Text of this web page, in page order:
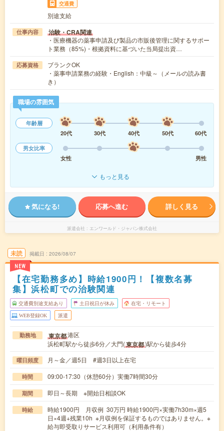
交通費
別途支給
仕事内容 治験・CRA関連
・医療機器の薬事申請及び製品の市販後管理に関するサポー
ト業務（85%)・根拠資料に基づいた当局提出資…
応募資格
ブランクOK
・薬事申請業務の経験・English：中級～（メールの読み書
き）
職場の雰囲気
年齢層
20代
30代 40代 50代
60代
男女比率
女性
男性
もっと見る
気になる! 応募へ進む 詳しく見る
派遣会社 エンワールド・ジャパン株式会社
未読
NEW
掲載日 2026/08/07
【在宅勤務多め】時給1900円！【複数名募
集】浜松町での治験関連
交通費別途支給あり 土日祝日が休み 在宅・リモート
WEB登録OK 派遣
勤務地 東京都港区
浜松町駅から徒歩6分／大門(東京都)駅から徒歩4分
曜日頻度 月～金／週5日 #週3日以上在宅
時間 09:00-17:30（休憩60分）実働7時間30分
期間 即日～長期 ※開始日相談OK
時給
時給1900円 月収例 30万円 時給1900円×実働7h30m×週5
日×4週+残業10h ※月収例を保証するものではありません。※
給与即受取りサービス利用可（利用条件有）